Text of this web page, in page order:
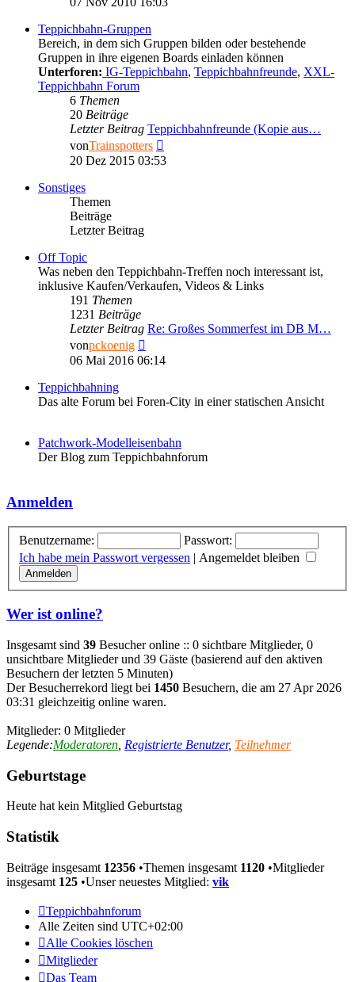
Teppichbahn-Gruppen
Bereich, in dem sich Gruppen bilden oder bestehende
Gruppen in ihre eigenen Boards einladen können
Unterforen: IG-Teppichbahn, Teppichbahnfreunde, XXL-
Teppichbahn Forum
6 Themen
20 Beiträge
Letzter Beitrag Teppichbahnfreunde (Kopie aus…
vonTrainspotters
Beitrag
20 Dez 2015 03:53
Sonstiges
Themen
Beiträge
Letzter Beitrag
Off Topic
Was neben den Teppichbahn-Treffen noch interessant ist,
inklusive Kaufen/Verkaufen, Videos & Links
191 Themen
1231 Beiträge
Letzter Beitrag Re: Großes Sommerfest im DB M…
vonpckoenig
Beitrag
06 Mai 2016 06:14
Teppichbahning
Das alte Forum bei Foren-City in einer statischen Ansicht
Patchwork-Modelleisenbahn
Der Blog zum Teppichbahnforum
Anmelden
Benutzername:
Passwort:
Ich habe mein Passwort vergessen | Angemeldet bleiben
Wer ist online?
Insgesamt sind 39 Besucher online :: 0 sichtbare Mitglieder, 0
unsichtbare Mitglieder und 39 Gäste (basierend auf den aktiven
Besuchern der letzten 5 Minuten)
Der Besucherrekord liegt bei 1450 Besuchern, die am 27 Apr 2026
03:31 gleichzeitig online waren.
Mitglieder: 0 Mitglieder
Legende:Moderatoren Registrierte Benutzer, Teilnehmer
Geburtstage
Heute hat kein Mitglied Geburtstag
Statistik
Beiträge insgesamt 12356 •Themen insgesamt 1120 •Mitglieder
insgesamt 125 •Unser neuestes Mitglied: vik
Teppichbahnforum
Alle Zeiten sind UTC+02:00
Alle Cookies löschen
Mitglieder
Das Team